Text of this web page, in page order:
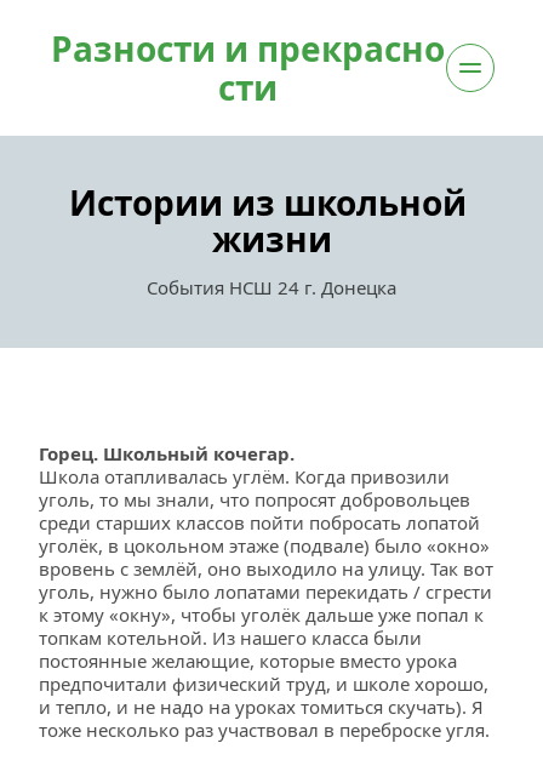
Разности и прекрасно
сти
Истории из школьной
жизни
События НСШ 24 г. Донецка
Горец. Школьный кочегар.
Школа отапливалась углём. Когда привозили
уголь, то мы знали, что попросят добровольцев
среди старших классов пойти побросать лопатой
уголёк, в цокольном этаже (подвале) было «окно»
вровень с землёй, оно выходило на улицу. Так вот
уголь, нужно было лопатами перекидать / сгрести
к этому «окну», чтобы уголёк дальше уже попал к
топкам котельной. Из нашего класса были
постоянные желающие, которые вместо урока
предпочитали физический труд, и школе хорошо,
и тепло, и не надо на уроках томиться скучать). Я
тоже несколько раз участвовал в переброске угля.